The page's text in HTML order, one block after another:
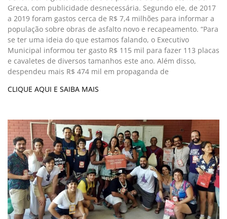
Greca, com publicidade desnecessária. Segundo ele, de 2017
a 2019 foram gastos cerca de R$ 7,4 milhões para informar a
população sobre obras de asfalto novo e recapeamento. “Para
se ter uma ideia do que estamos falando, o Executivo
Municipal informou ter gasto R$ 115 mil para fazer 113 placas
e cavaletes de diversos tamanhos este ano. Além disso,
despendeu mais R$ 474 mil em propaganda de
CLIQUE AQUI E SAIBA MAIS